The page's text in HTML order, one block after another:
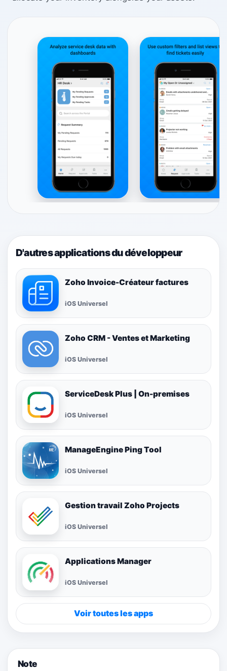
D'autres applications du développeur
Zoho Invoice-Créateur factures
iOS Universel
Zoho CRM - Ventes et Marketing
iOS Universel
ServiceDesk Plus | On-premises
iOS Universel
ManageEngine Ping Tool
iOS Universel
Gestion travail Zoho Projects
iOS Universel
Applications Manager
iOS Universel
Voir toutes les apps
Note